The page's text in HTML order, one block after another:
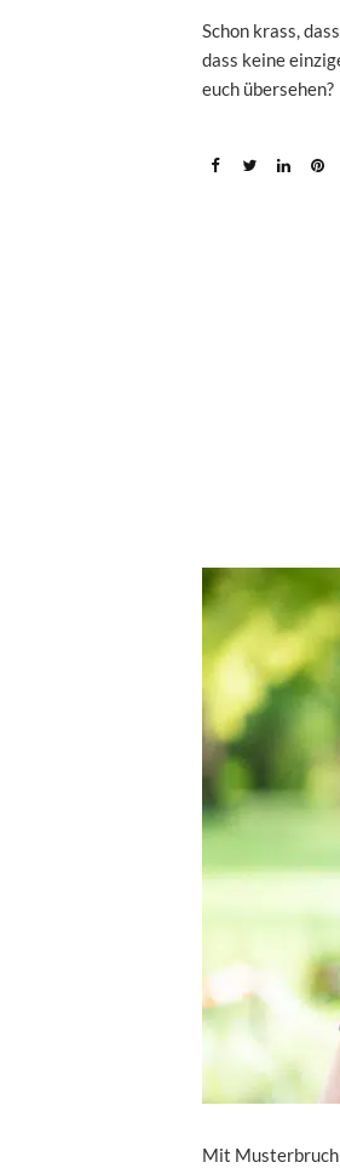
Schon krass,
dass keine
euch übersehen?
Mit Musterbruch